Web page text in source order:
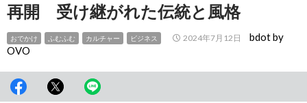
再開 受け継がれた伝統と風格
おでかけ ふむふむ カルチャー ビジネス 2024年7月12日
bdot by
OVO